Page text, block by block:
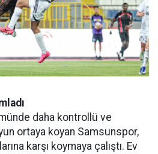
daha kontrollü ve
ortaya koyan Samsunspor,
karşı koymaya çalıştı. Ev